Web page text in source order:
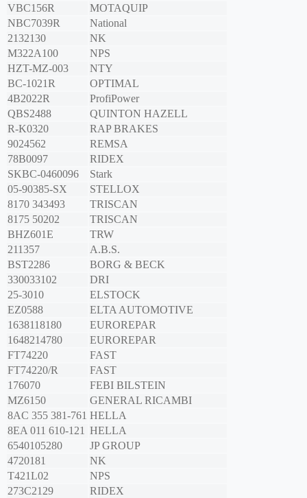
VBC156R
MOTAQUIP
NBC7039R
National
2132130
NK
M322A100
NPS
HZT-MZ-003
NTY
BC-1021R
OPTIMAL
4B2022R
ProfiPower
QBS2488
QUINTON HAZELL
R-K0320
RAP BRAKES
9024562
REMSA
78B0097
RIDEX
SKBC-0460096
Stark
05-90385-SX
STELLOX
8170 343493
TRISCAN
8175 50202
TRISCAN
BHZ601E
TRW
211357
A.B.S.
BST2286
BORG & BECK
330033102
DRI
25-3010
ELSTOCK
EZ0588
ELTA AUTOMOTIVE
1638118180
EUROREPAR
1648214780
EUROREPAR
FT74220
FAST
FT74220/R
FAST
176070
FEBI BILSTEIN
MZ6150
GENERAL RICAMBI
8AC 355 381-761 HELLA
8EA 011 610-121 HELLA
6540105280
JP GROUP
4720181
NK
T421L02
NPS
273C2129
RIDEX